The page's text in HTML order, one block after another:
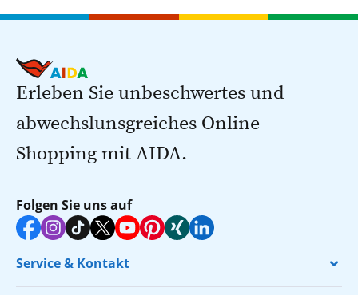
Erleben Sie unbeschwertes und
abwechslunsgreiches Online
Shopping mit AIDA.
Folgen Sie uns auf
Service & Kontakt